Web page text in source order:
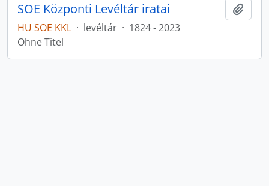
SOE Központi Levéltár iratai
HU SOE KKL · levéltár · 1824 - 2023
Ohne Titel